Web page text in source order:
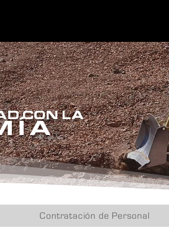
CON LA
ÍA
Contratación de Personal